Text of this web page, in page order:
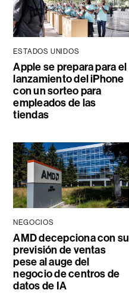
ESTADOS UNIDOS
Apple se prepara para el
lanzamiento del iPhone
con un sorteo para
empleados de las
tiendas
NEGOCIOS
AMD decepciona con su
previsión de ventas
pese al auge del
negocio de centros de
datos de IA